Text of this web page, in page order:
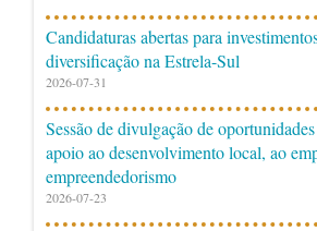
Candidaturas abertas para
diversificação na Estrela-Sul
2026-07-31
Sessão de divulgação de
apoio ao desenvolvimento local, ao
empreendedorismo
2026-07-23